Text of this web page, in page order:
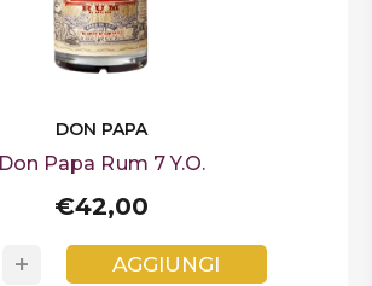
DON PAPA
Don Papa Rum 7 Y.O.
€42,00
+ AGGIUNGI